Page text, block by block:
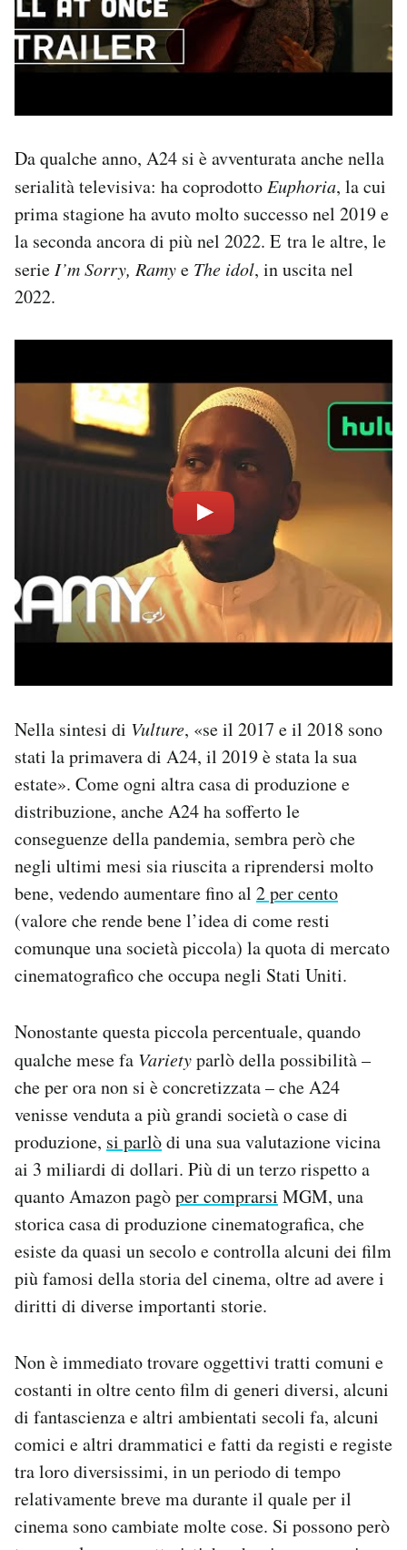
Da qualche anno, A24 si è avventurata anche nella
serialità televisiva: ha coprodottoEuphoria, la cui
prima stagione ha avuto molto successo nel 2019 e
la seconda ancora di più nel 2022. E tra le altre, le
serieI’m Sorry, Ramye The idol, in uscita nel
2022.
Nella sintesi di Vulture, «se il 2017 e il 2018 sono
stati la primavera di A24, il 2019 è stata la sua
estate». Come ogni altra casa di produzione e
distribuzione, anche A24 ha sofferto le
conseguenze della pandemia, sembra però che
negli ultimi mesi sia riuscita a riprendersi molto
bene, vedendo aumentare fino al 2 per cento
(valore che rende bene l’idea di come resti
comunque una società piccola) la quota di mercato
cinematografico che occupa negli Stati Uniti.
Nonostante questa piccola percentuale, quando
qualche mese fa Varietyparlò della possibilità –
che per ora non si è concretizzata – che A24
venisse venduta a più grandi società o case di
produzione, si parlòdi una sua valutazione vicina
ai 3 miliardi di dollari. Più di un terzo rispetto a
quanto Amazon pagòper comprarsi MGM, una
storica casa di produzione cinematografica, che
esiste da quasi un secolo e controlla alcuni dei film
più famosi della storia del cinema, oltre ad avere i
diritti di diverse importanti storie.
Non è immediato trovare oggettivi tratti comuni e
costanti in oltre cento film di generi diversi, alcuni
di fantascienza e altri ambientati secoli fa, alcuni
comici e altri drammatici e fatti da registi e registe
tra loro diversissimi, in un periodo di tempo
relativamente breve ma durante il quale per il
cinema sono cambiate molte cose. Si possono però